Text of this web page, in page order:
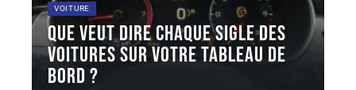
VOITURE
Que veut dire chaque sigle des
voitures sur votre tableau de
bord ?